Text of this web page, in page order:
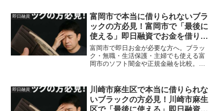
即日融資
富岡市で本当に借りられないブラ
ックの方必見！富岡市で「最後に
使える」即日融資でお金を借りる
方法を紹介！
富岡市で即日お金が必要な方へ。ブラッ
ク・無職・生活保護・主婦でも使える富
岡市のソフト闇金や正規金融を比較。安
即日融資
川崎市麻生区で本当に借りられな
いブラックの方必見！川崎市麻生
区で「最後に使える」即日融資で